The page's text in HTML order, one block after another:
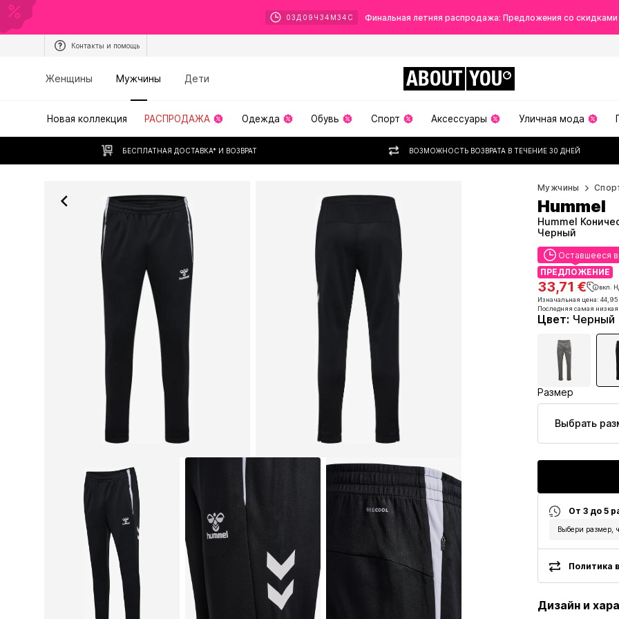
03 Д 09 Ч 34 М 33 С Финальная летняя распродажа: Предложения со
Контакты и помощь
Женщины Мужчины Дети ABOUT YOU
Новая коллекция РАСПРОДАЖА Одежда Обувь Спорт Аксессуары Уличная мода
БЕСПЛАТНАЯ ДОСТАВКА* И ВОЗВРАТ ВОЗМОЖНОСТЬ ВОЗВРАТА В ТЕЧЕНИЕ 30 ДНЕЙ
Мужчины
Оставшееся
ПРЕДЛОЖЕНИЕ
33,71 €
вкл.
Изначальная цена:
Последняя самая низкая
Оставшееся
ПРЕДЛОЖЕНИЕ
33,71 €
вкл.
Изначальная цена:
Последняя самая низкая
Hummel
Черный
Hummel
Цвет: Черный
Размер
Выбрать
От 3 до 5
Выбери размер,
Политика
Дизайн и